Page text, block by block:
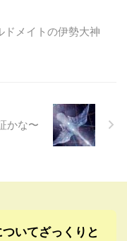
？ ...
れたけど、ふと自分自身
じめて救霊をうけた時の
。 その時、やはり救霊を
来た中年のおじさんが
、待合室で一緒になっ
ドメイトの伊勢大神
かな〜
いてざっくりと